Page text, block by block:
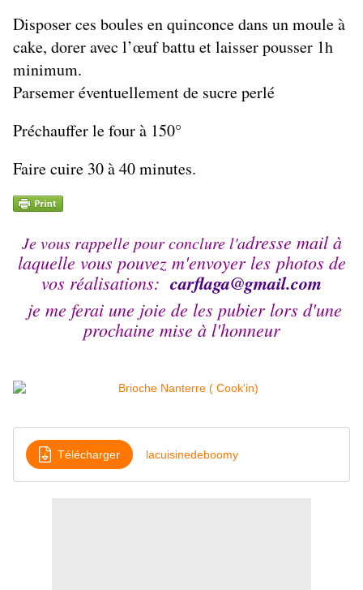
Disposer ces boules en quinconce dans un moule à
cake, dorer avec l’œuf battu et laisser pousser 1h
minimum.
Parsemer éventuellement de sucre perlé
Préchauffer le four à 150°
Faire cuire 30 à 40 minutes.
Je vous rappelle pour conclure l'adresse mail à
laquelle vous pouvez m'envoyer les photos de
vos réalisations: carflaga@gmail.com
je me ferai une joie de les pubier lors d'une
prochaine mise à l'honneur
Télécharger lacuisinedeboomy